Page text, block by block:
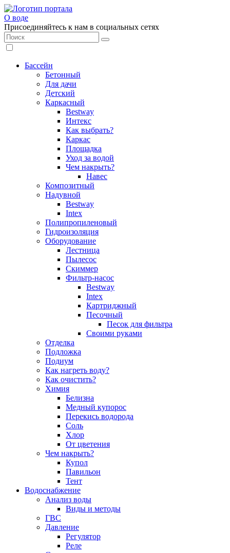
О воде
Присоединяйтесь к нам в социальных сетях
Бассейн
Бетонный
Для дачи
Детский
Каркасный
Bestway
Интекс
Как выбрать?
Каркас
Площадка
Уход за водой
Чем накрыть?
Навес
Композитный
Надувной
Bestway
Intex
Полипропиленовый
Гидроизоляция
Оборудование
Лестница
Пылесос
Скиммер
Фильтр-насос
Bestway
Intex
Картриджный
Песочный
Песок для фильтра
Своими руками
Отделка
Подложка
Подиум
Как нагреть воду?
Как очистить?
Химия
Белизна
Медный купорос
Перекись водорода
Соль
Хлор
От цветения
Чем накрыть?
Купол
Павильон
Тент
Водоснабжение
Анализ воды
Виды и методы
ГВС
Давление
Регулятор
Реле